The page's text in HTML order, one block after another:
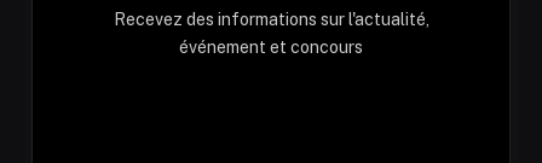
Recevez des informations sur l'actualité,
événement et concours